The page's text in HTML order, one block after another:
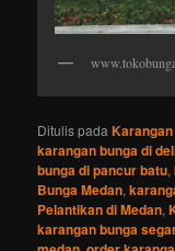
Ditulis pada
karangan bunga di
bunga di pancur batu,
Bunga Medan,
Pelantikan di Medan,
karangan bunga